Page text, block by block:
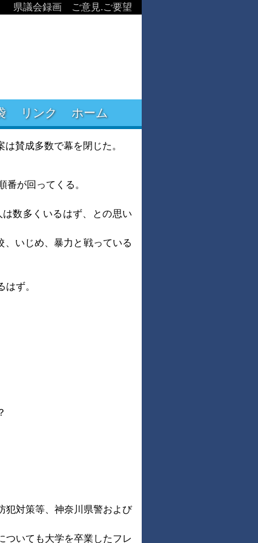
ご意見.ご要望
県議会録画
リンク ホーム
賛成多数で幕を閉じた。
が回ってくる。
数多くいるはず、との思い
いじめ、暴力と戦っている
ず。
犯対策等、神奈川県警および
ついても大学を卒業したフレ